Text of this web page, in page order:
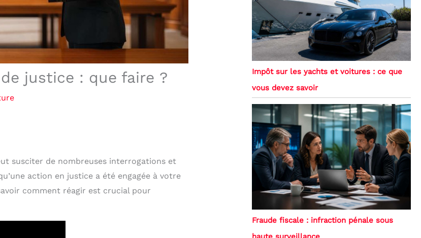
justice : que faire ?
susciter de nombreuses interrogations et
action en justice a été engagée à votre
comment réagir est crucial pour
Impôt sur les yachts et voitures : ce que
vous devez savoir
Fraude fiscale : infraction pénale sous